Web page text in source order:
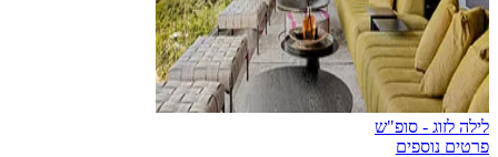
לילה לזוג - סופ"ש
פרטים נוספים